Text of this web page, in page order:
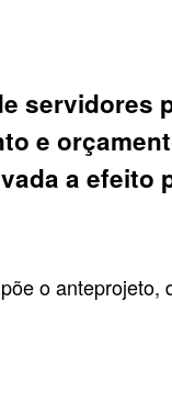
servidores
e
a efeito
o anteprojeto,